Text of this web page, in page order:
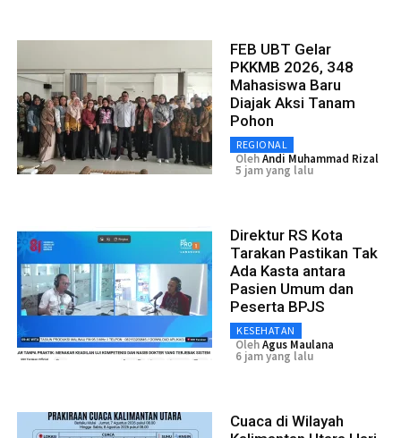
FEB UBT Gelar
PKKMB 2026, 348
Mahasiswa Baru
Diajak Aksi Tanam
Pohon
REGIONAL
OlehAndi Muhammad Rizal
5 jam yang lalu
Direktur RS Kota
Tarakan Pastikan Tak
Ada Kasta antara
Pasien Umum dan
Peserta BPJS
KESEHATAN
OlehAgus Maulana
6 jam yang lalu
Cuaca di Wilayah